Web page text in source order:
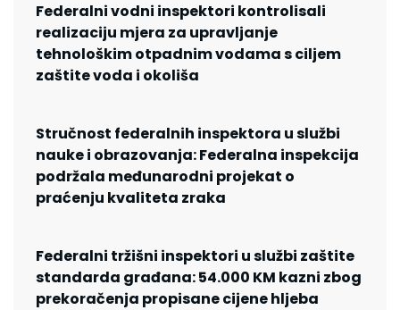
Federalni vodni inspektori kontrolisali
realizaciju mjera za upravljanje
tehnološkim otpadnim vodama s ciljem
zaštite voda i okoliša
Stručnost federalnih inspektora u službi
nauke i obrazovanja: Federalna inspekcija
podržala međunarodni projekat o
praćenju kvaliteta zraka
Federalni tržišni inspektori u službi zaštite
standarda građana: 54.000 KM kazni zbog
prekoračenja propisane cijene hljeba